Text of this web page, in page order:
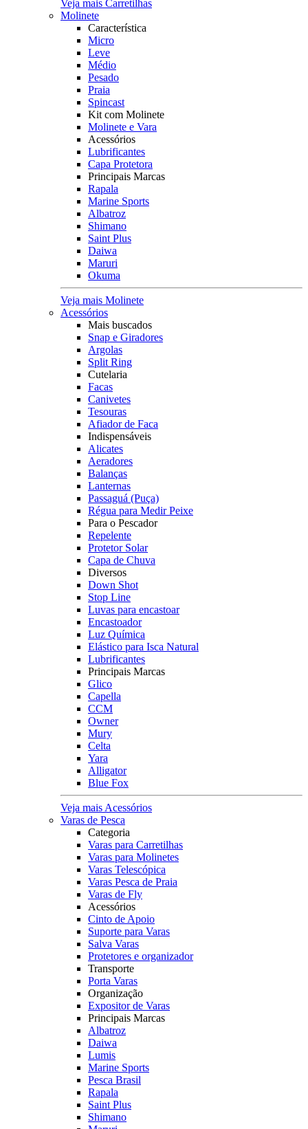
Veja mais Carretilhas
Molinete
Característica
Micro
Leve
Médio
Pesado
Praia
Spincast
Kit com Molinete
Molinete e Vara
Acessórios
Lubrificantes
Capa Protetora
Principais Marcas
Rapala
Marine Sports
Albatroz
Shimano
Saint Plus
Daiwa
Maruri
Okuma
Veja mais Molinete
Acessórios
Mais buscados
Snap e Giradores
Argolas
Split Ring
Cutelaria
Facas
Canivetes
Tesouras
Afiador de Faca
Indispensáveis
Alicates
Aeradores
Balanças
Lanternas
Passaguá (Puça)
Régua para Medir Peixe
Para o Pescador
Repelente
Protetor Solar
Capa de Chuva
Diversos
Down Shot
Stop Line
Luvas para encastoar
Encastoador
Luz Química
Elástico para Isca Natural
Lubrificantes
Principais Marcas
Glico
Capella
CCM
Owner
Mury
Celta
Yara
Alligator
Blue Fox
Veja mais Acessórios
Varas de Pesca
Categoria
Varas para Carretilhas
Varas para Molinetes
Varas Telescópica
Varas Pesca de Praia
Varas de Fly
Acessórios
Cinto de Apoio
Suporte para Varas
Salva Varas
Protetores e organizador
Transporte
Porta Varas
Organização
Expositor de Varas
Principais Marcas
Albatroz
Daiwa
Lumis
Marine Sports
Pesca Brasil
Rapala
Saint Plus
Shimano